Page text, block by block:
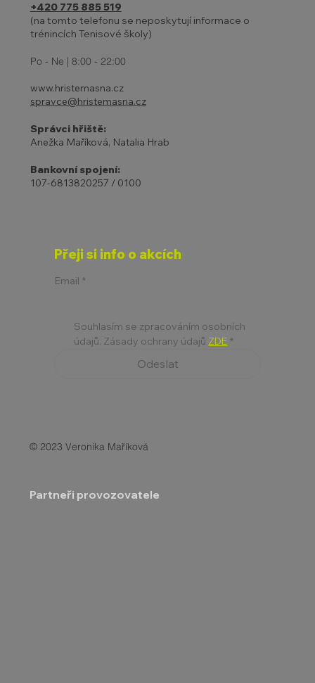
+420 775 885 519
(na tomto telefonu se neposkytují informace o
trénincích Tenisové školy)
Po - Ne | 8:00 - 22:00
www.hristemasna.cz
spravce@hristemasna.cz
Správci hřiště:
Anežka Maříková, Natalia Hrab
Bankovní spojení:
107-6813820257 / 0100
Přeji si info o akcích
Email *
Souhlasím se zpracováním osobních
údajů. Zásady ochrany údajů ZDE *
Odeslat
© 2023 Veronika Maříková
Partneři provozovatele